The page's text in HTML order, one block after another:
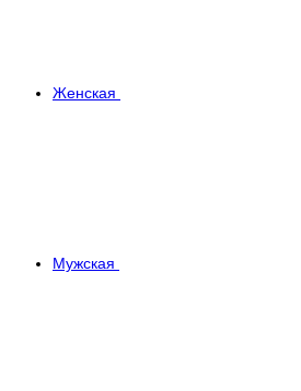
Женская
Мужская